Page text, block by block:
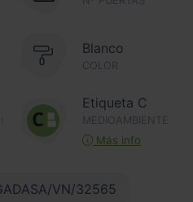
Blanco
COLOR
Etiqueta C
MEDIOAMBIENTE
Más info
VN/32565